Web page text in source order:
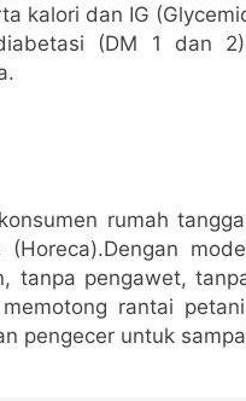
kalori dan IG
(DM 1 dan
rumah
tanpa pengawet,
rantai
pengecer untuk